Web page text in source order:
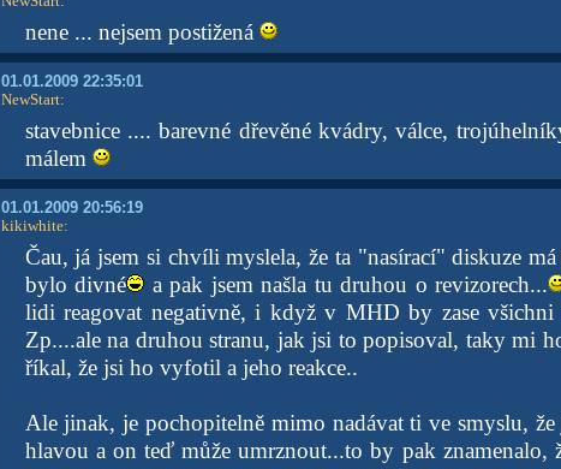
nene ... nejsem postižená
01.01.2009 22:35:01
NewStart:
stavebnice .... barevné dřevěné kvádry, válce,
málem
01.01.2009 20:56:19
kikiwhite:
Čau, já jsem si chvíli myslela, že ta "nasírací" diskuze
bylo divné
a pak jsem našla tu druhou o revizorech...
lidi reagovat negativně, i když v MHD by zase všichni
Zp....ale na druhou stranu, jak jsi to popisoval, taky mi
říkal, že jsi ho vyfotil a jeho reakce..
Ale jinak, je pochopitelně mimo nadávat ti ve smyslu, že
hlavou a on teď může umrznout...to by pak znamenalo,